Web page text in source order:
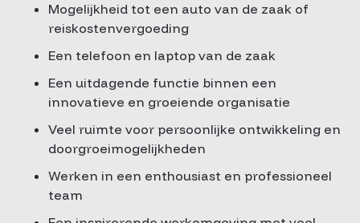
Mogelijkheid tot een auto van de zaak of
reiskostenvergoeding
Een telefoon en laptop van de zaak
Een uitdagende functie binnen een
innovatieve en groeiende organisatie
Veel ruimte voor persoonlijke ontwikkeling en
doorgroeimogelijkheden
Werken in een enthousiast en professioneel
team